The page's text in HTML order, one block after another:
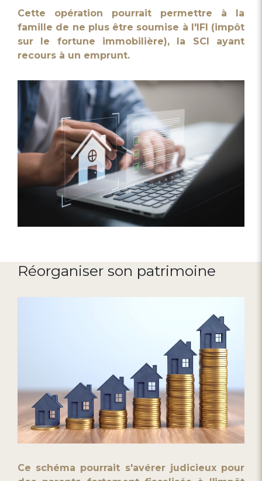
Cette opération pourrait permettre à la
famille de ne plus être soumise à l'IFI (impôt
sur le fortune immobilière), la SCI ayant
recours à un emprunt.
Réorganiser son patrimoine
Ce schéma pourrait s'avérer judicieux pour